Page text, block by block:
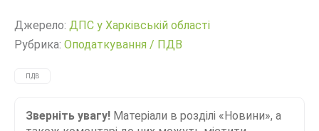
Джерело: ДПС у Харківській області
Рубрика: Оподаткування / ПДВ
ПДВ
Зверніть увагу! Матеріали в розділі «Новини», а